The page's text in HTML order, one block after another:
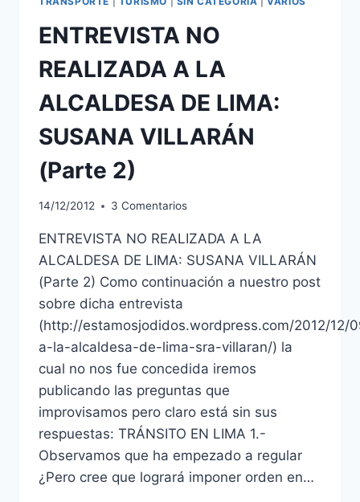
(PARTE
Y
ENTREVISTA NO
REALIZADA A LA
ALCALDESA DE LIMA:
SUSANA VILLARÁN
(Parte 2)
14/12/2012 3 Comentarios
ENTREVISTA NO REALIZADA A LA
ALCALDESA DE LIMA: SUSANA VILLARÁN
(Parte 2) Como continuación a nuestro post
sobre dicha entrevista
(http://estamosjodidos.wordpress.com/2012/12/
a-la-alcaldesa-de-lima-sra-villaran/) la
cual no nos fue concedida iremos
publicando las preguntas que
improvisamos pero claro está sin sus
respuestas: TRÁNSITO EN LIMA 1.-
Observamos que ha empezado a regular
¿Pero cree que logrará imponer orden en…